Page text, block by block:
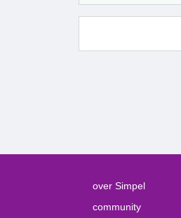
over Simpel
community